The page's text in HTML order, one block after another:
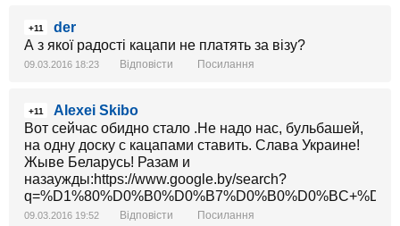
+11
der
А з якої радості кацапи не платять за візу?
09.03.2016 18:23 Відповісти Посилання
+11
Alexei Skibo
Вот сейчас обидно стало .Не надо нас, бульбашей,
на одну доску с кацапами ставить. Слава Украине!
Жыве Беларусь! Разам и
назаужды:https://www.google.by/search?
09.03.2016 19:52 Відповісти Посилання